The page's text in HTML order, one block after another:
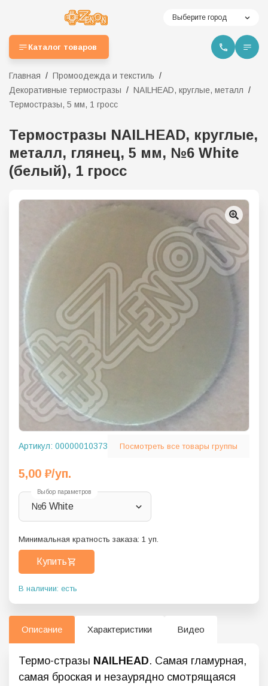
Выберите город
Каталог товаров
Главная
Промоодежда и текстиль
Декоративные термостразы
NAILHEAD, круглые, металл
Термостразы, 5 мм, 1 гросс
Термостразы NAILHEAD, круглые,
металл, глянец, 5 мм, №6 White
(белый), 1 гросс
Артикул: 00000010373 Посмотреть все товары группы
5,00 ₽/уп.
Выбор параметров
№6 White
Минимальная кратность заказа: 1 уп.
Купить
В наличии: есть
Описание Характеристики Видео
Термо-стразы NAILHEAD. Самая гламурная,
самая броская и незаурядно смотрящаяся